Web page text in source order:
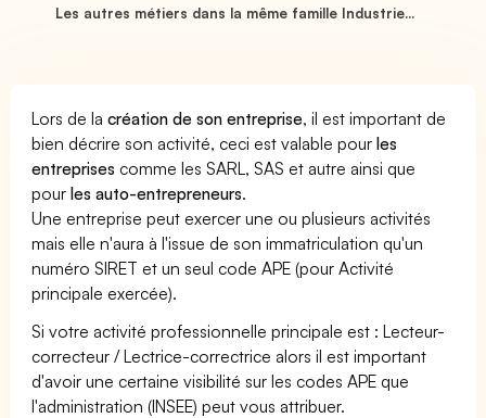
Les autres métiers dans la même famille Industrie...
Lors de lacréation de son entreprise, il est important de
bien décrire son activité, ceci est valable pourles
entreprises comme les SARL, SAS et autre ainsi que
pourles auto-entrepreneurs.
Une entreprise peut exercer une ou plusieurs activités
mais elle n'aura à l'issue de son immatriculation qu'un
numéro SIRET et un seul code APE (pour Activité
principale exercée).
Si votre activité professionnelle principale est : Lecteur-
correcteur / Lectrice-correctrice alors il est important
d'avoir une certaine visibilité sur les codes APE que
l'administration (INSEE) peut vous attribuer.